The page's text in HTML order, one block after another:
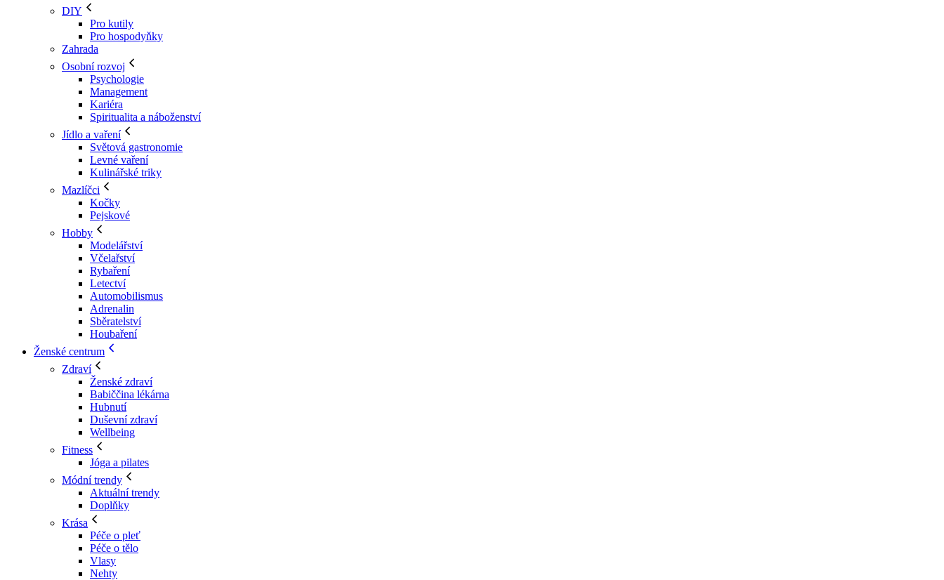
DIY
Pro kutily
Pro hospodyňky
Zahrada
Osobní rozvoj
Psychologie
Management
Kariéra
Spiritualita a náboženství
Jídlo a vaření
Světová gastronomie
Levné vaření
Kulinářské triky
Mazlíčci
Kočky
Pejskové
Hobby
Modelářství
Včelařství
Rybaření
Letectví
Automobilismus
Adrenalin
Sběratelství
Houbaření
Ženské centrum
Zdraví
Ženské zdraví
Babiččina lékárna
Hubnutí
Duševní zdraví
Wellbeing
Fitness
Jóga a pilates
Módní trendy
Aktuální trendy
Doplňky
Krása
Péče o pleť
Péče o tělo
Vlasy
Nehty